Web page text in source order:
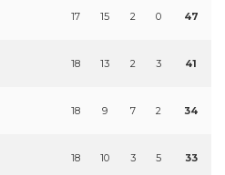
17 15 2 0 47
18 13 2 3 41
18 9 7 2 34
18 10 3 5 33